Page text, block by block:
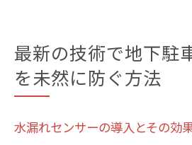
最新の技術で地下駐
を未然に防ぐ方法
水漏れセンサーの導入とその効